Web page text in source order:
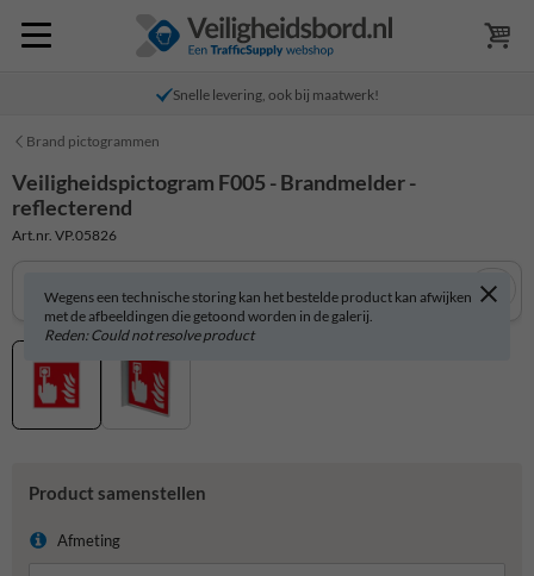
Snelle levering, ook bij maatwerk!
Brand pictogrammen
Veiligheidspictogram F005 - Brandmelder -
reflecterend
Art.nr. VP.05826
Wegens een technische storing kan het bestelde product kan afwijken
met de afbeeldingen die getoond worden in de galerij.
Reden: Could not resolve product
Product samenstellen
Afmeting